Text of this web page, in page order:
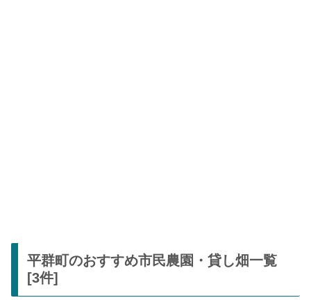
平群町のおすすめ市民農園・貸し畑一覧
[3件]